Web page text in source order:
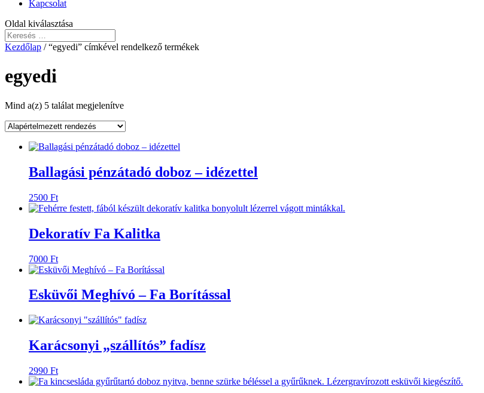
Kapcsolat
Oldal kiválasztása
Kezdőlap / “egyedi” címkével rendelkező termékek
egyedi
Mind a(z) 5 találat megjelenítve
Save
Ballagási pénzátadó doboz – idézettel
2500Ft
Dekoratív Fa Kalitka
Save